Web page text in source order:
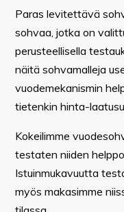
Paras levitettävä
sohvaa, jotka on
perusteellisella
näitä sohvamalleja
vuodemekanismin
tietenkin hinta-
Kokeilimme
testaten niiden
Istuinmukavuutta
myös makasimme